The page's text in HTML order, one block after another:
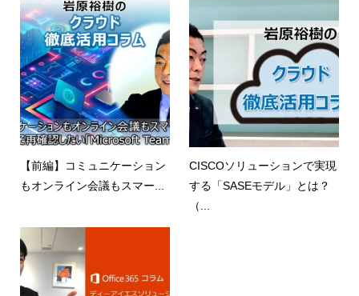
【前編】コミュニケーション
もオンライン会議もスマー...
CISCOソリューションで実現
する「SASEモデル」とは？
（...